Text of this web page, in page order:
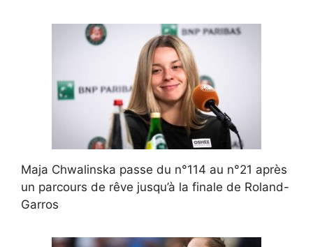
Maja Chwalinska passe du n°114 au n°21 après
un parcours de rêve jusqu’à la finale de Roland-
Garros